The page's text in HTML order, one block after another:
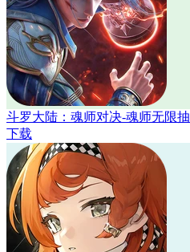
斗罗大陆：魂师对决-魂师无限抽
下载